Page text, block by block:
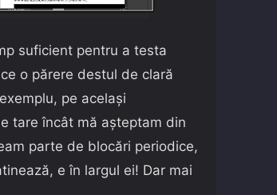
suficient pentru a testa
o părere destul de clară
pe același
tare încât mă așteptam din
parte de blocări periodice,
e în largul ei! Dar mai